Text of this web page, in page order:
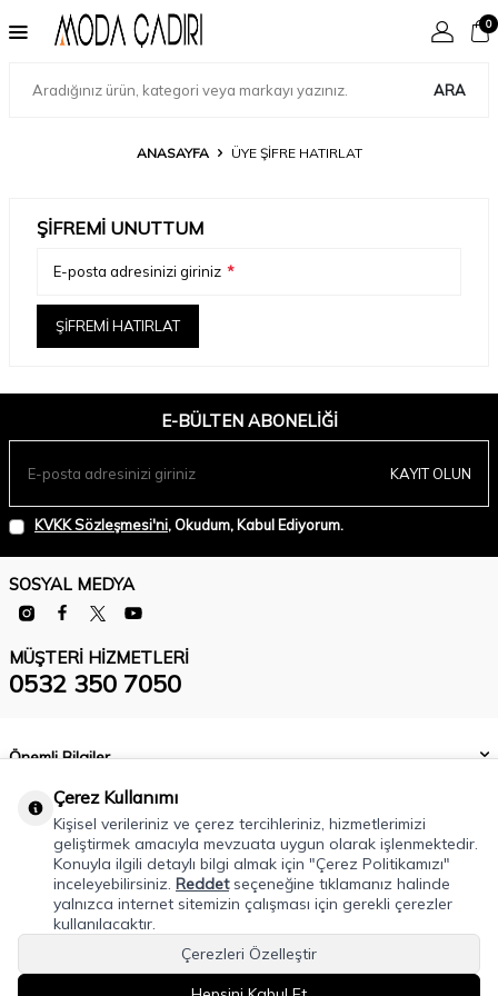
ARA
0
ANASAYFA ÜYE ŞIFRE HATIRLAT
ŞIFREMI UNUTTUM
E-posta adresinizi giriniz *
ŞIFREMI HATIRLAT
E-BÜLTEN ABONELIĞI
KAYIT OLUN
KVKK Sözleşmesi'ni, Okudum, Kabul Ediyorum.
SOSYAL MEDYA
MÜŞTERI HIZMETLERI
0532 350 7050
Önemli Bilgiler
Kategoriler
Hızlı Erişim
Hocaalizade Mahallesi Atatürk Caddesi No:5 Osmangazi / Bursa
0532 350 7050
Çerez Kullanımı
Kişisel verileriniz ve çerez tercihleriniz, hizmetlerimizi
geliştirmek amacıyla mevzuata uygun olarak işlenmektedir.
Konuyla ilgili detaylı bilgi almak için "Çerez Politikamızı"
inceleyebilirsiniz. Reddetseçeneğine tıklamanız halinde
yalnızca internet sitemizin çalışması için gerekli çerezler
kullanılacaktır.
Çerezleri Özelleştir